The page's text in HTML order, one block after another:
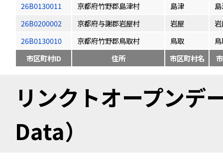
26B0130011
京都府竹野郡島津村 島津
26B0200002
京都府与謝郡岩屋村 岩屋
26B0130010
京都府竹野郡鳥取村 鳥取
市区町村ID
住所 市区町村名
リンクトオープン
Data）